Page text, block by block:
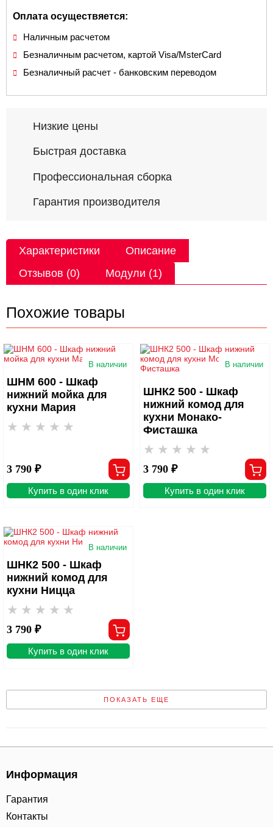
Оплата осуществяется:
Наличным расчетом
Безналичным расчетом, картой Visa/MsterCard
Безналичный расчет - банковским переводом
Низкие цены
Быстрая доставка
Профессиональная сборка
Гарантия производителя
Характеристики
Описание
Отзывов (0)
Модули (1)
Похожие товары
В наличии
ШНМ 600 - Шкаф
нижний мойка для
кухни Мария
3 790 ₽
Купить в один клик
В наличии
ШНК2 500 - Шкаф
нижний комод для
кухни Монако-
Фисташка
3 790 ₽
Купить в один клик
В наличии
ШНК2 500 - Шкаф
нижний комод для
кухни Ницца
3 790 ₽
Купить в один клик
ПОКАЗАТЬ ЕЩЕ
Информация
Гарантия
Контакты